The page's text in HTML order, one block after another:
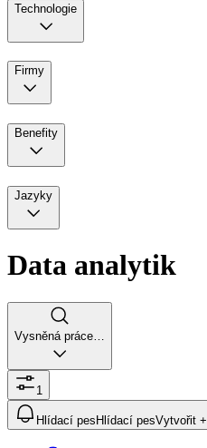
Technologie
Firmy
Benefity
Jazyky
Data analytik
Vysněná práce…
1
Hlídací pesHlídací pesVytvořit +